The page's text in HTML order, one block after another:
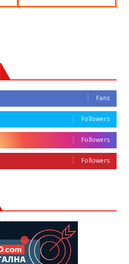
Fans
Followers
Followers
Followers